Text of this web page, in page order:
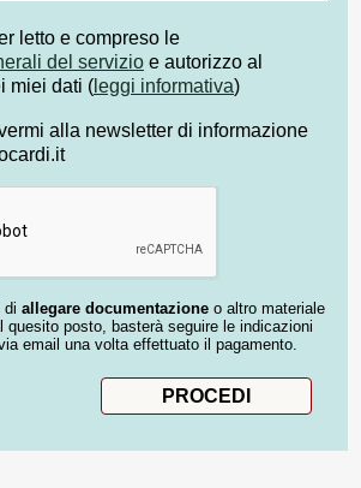
letto e compreso le
del servizio e autorizzo al
miei dati ( leggi informativa)
alla newsletter di informazione
di allegare documentazione o altro materiale
quesito posto, basterà seguire le indicazioni
email una volta effettuato il pagamento.